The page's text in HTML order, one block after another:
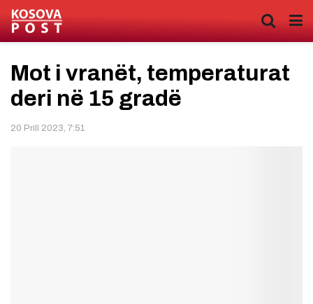
Mot i vranët, temperaturat
deri në 15 gradë
20 Prill 2023, 7:51